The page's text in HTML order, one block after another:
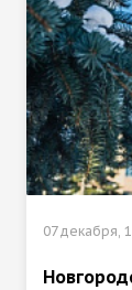
07 декабря,